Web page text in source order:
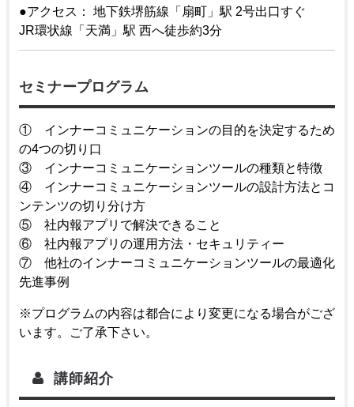
●アクセス： 地下鉄堺筋線「扇町」駅 2号出口すぐ
JR環状線「天満」駅 西へ徒歩約3分
セミナープログラム
① インナーコミュニケーションの目的を決定するため
の4つの切り口
③ インナーコミュニケーションツールの種類と特徴
④ インナーコミュニケーションツールの設計方法とコ
ンテンツの切り分け方
⑤ 社内報アプリで解決できること
⑥ 社内報アプリの運用方法・セキュリティー
⑦ 他社のインナーコミュニケーションツールの最適化
先進事例
※プログラムの内容は都合により変更になる場合がござ
います。ご了承下さい。
講師紹介